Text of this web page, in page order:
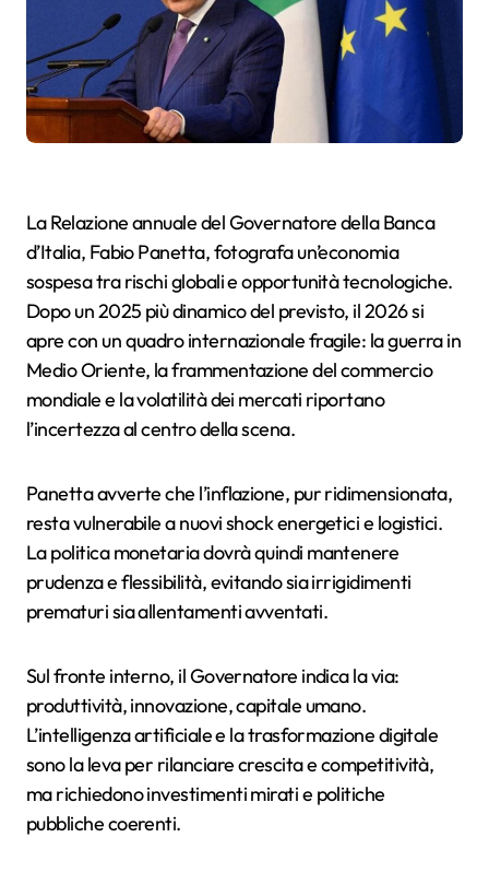
La Relazione annuale del Governatore della Banca
d’Italia, Fabio Panetta, fotografa un’economia
sospesa tra rischi globali e opportunità tecnologiche.
Dopo un 2025 più dinamico del previsto, il 2026 si
apre con un quadro internazionale fragile: la guerra in
Medio Oriente, la frammentazione del commercio
mondiale e la volatilità dei mercati riportano
l’incertezza al centro della scena.
Panetta avverte che l’inflazione, pur ridimensionata,
resta vulnerabile a nuovi shock energetici e logistici.
La politica monetaria dovrà quindi mantenere
prudenza e flessibilità, evitando sia irrigidimenti
prematuri sia allentamenti avventati.
Sul fronte interno, il Governatore indica la via:
produttività, innovazione, capitale umano.
L’intelligenza artificiale e la trasformazione digitale
sono la leva per rilanciare crescita e competitività,
ma richiedono investimenti mirati e politiche
pubbliche coerenti.